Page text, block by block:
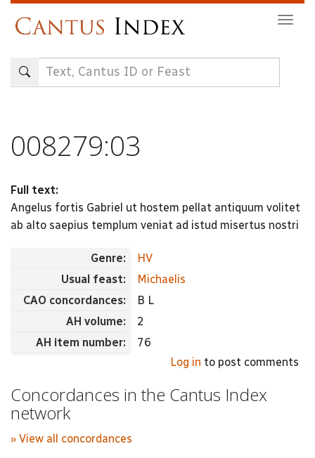
content
008279:03
Full text:
Angelus fortis Gabriel ut hostem pellat antiquum volitet
ab alto saepius templum veniat ad istud misertus nostri
Genre:
HV
Usual feast:
Michaelis
CAO concordances:
B L
AH volume:
2
AH item number:
76
Log in to post comments
Concordances in the Cantus Index
network
» View all concordances